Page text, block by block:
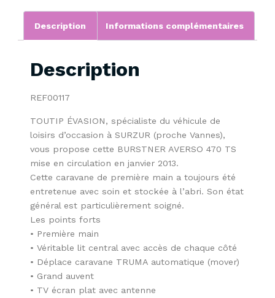
Description Informations complémentaires
Description
REF00117
TOUTIP ÉVASION, spécialiste du véhicule de
loisirs d’occasion à SURZUR (proche Vannes),
vous propose cette BURSTNER AVERSO 470 TS
mise en circulation en janvier 2013.
Cette caravane de première main a toujours été
entretenue avec soin et stockée à l’abri. Son état
général est particulièrement soigné.
Les points forts
• Première main
• Véritable lit central avec accès de chaque côté
• Déplace caravane TRUMA automatique (mover)
• Grand auvent
• TV écran plat avec antenne